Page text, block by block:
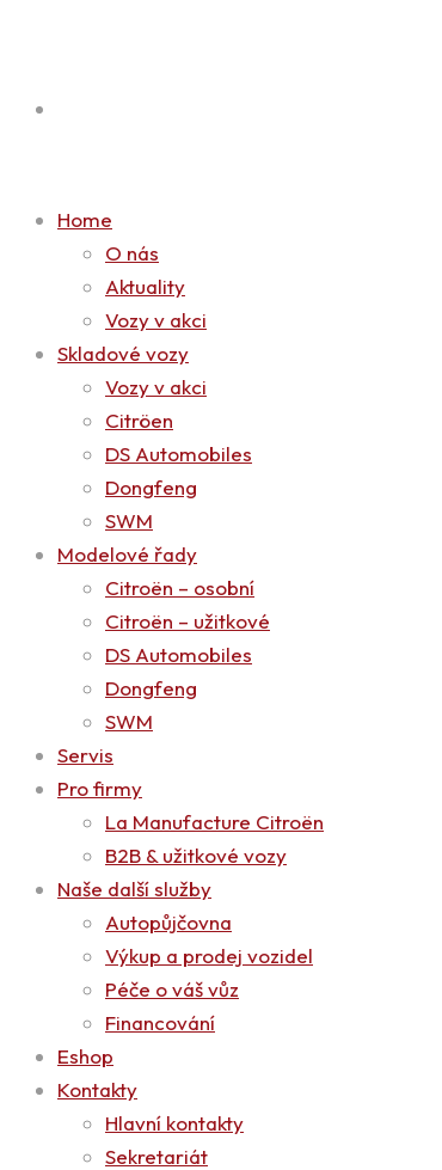
Home
O nás
Aktuality
Vozy v akci
Skladové vozy
Vozy v akci
Citröen
DS Automobiles
Dongfeng
SWM
Modelové řady
Citroën – osobní
Citroën – užitkové
DS Automobiles
Dongfeng
SWM
Servis
Pro firmy
La Manufacture Citroën
B2B & užitkové vozy
Naše další služby
Autopůjčovna
Výkup a prodej vozidel
Péče o váš vůz
Financování
Eshop
Kontakty
Hlavní kontakty
Sekretariát